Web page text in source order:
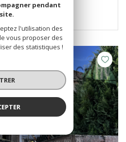
pendant
l'utilisation des
vous proposer des
des statistiques !